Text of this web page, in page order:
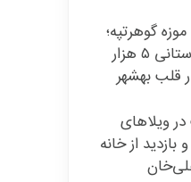
گوهر‌تپه؛
شهر باستانی ۵ هزار
قلب بهشهر
ویلاهای
بازدید از خانه